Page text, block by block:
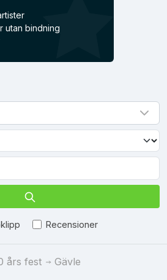
utan bindning
Recensioner
års fest Gävle